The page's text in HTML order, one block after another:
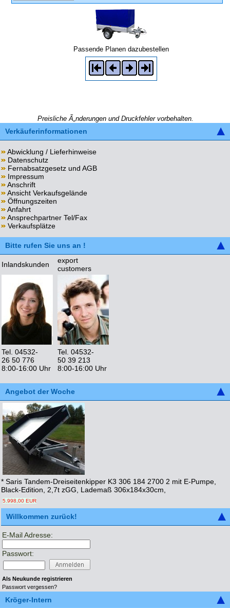
Passende Planen dazubestellen
Preisliche Ã„nderungen und Druckfehler vorbehalten.
Verkäuferinformationen
Abwicklung / Lieferhinweise
Datenschutz
Fernabsatzgesetz und AGB
Impressum
Anschrift
Ansicht Verkaufsgelände
Öffnungszeiten
Anfahrt
Ansprechpartner Tel/Fax
Verkaufsplätze
Bitte rufen Sie uns an !
Inlandskunden
export
customers
Tel. 04532-
26 50 776
8:00-16:00 Uhr
Tel. 04532-
50 39 213
8:00-16:00 Uhr
Angebot der Woche
* Saris Tandem-Dreiseitenkipper K3 306 184 2700 2 mit E-Pumpe,
Black-Edition, 2,7t zGG, Lademaß 306x184x30cm,
5.998,00 EUR
Willkommen zurück!
E-Mail Adresse:
Passwort:
Als Neukunde registrieren
Passwort vergessen?
Kröger-Intern